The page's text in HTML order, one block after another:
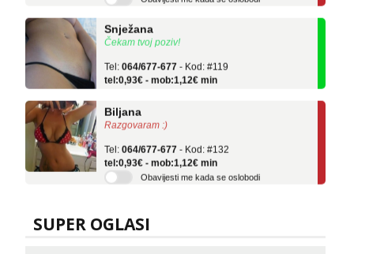
Čekam tvoj poziv!
tel:0,93€ - mob:1,12€ min
Razgovaram :)
tel:0,93€ - mob:1,12€ min
Obavijesti me kada se oslobodi
Tel:064/677-677
SUPER OGLASI